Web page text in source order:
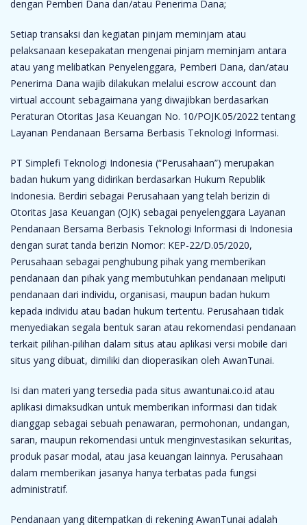
dengan Pemberi Dana dan/atau Penerima Dana;
Setiap transaksi dan kegiatan pinjam meminjam atau
pelaksanaan kesepakatan mengenai pinjam meminjam antara
atau yang melibatkan Penyelenggara, Pemberi Dana, dan/atau
Penerima Dana wajib dilakukan melalui escrow account dan
virtual account sebagaimana yang diwajibkan berdasarkan
Peraturan Otoritas Jasa Keuangan No. 10/POJK.05/2022 tentang
Layanan Pendanaan Bersama Berbasis Teknologi Informasi.
PT Simplefi Teknologi Indonesia (“Perusahaan”) merupakan
badan hukum yang didirikan berdasarkan Hukum Republik
Indonesia. Berdiri sebagai Perusahaan yang telah berizin di
Otoritas Jasa Keuangan (OJK) sebagai penyelenggara Layanan
Pendanaan Bersama Berbasis Teknologi Informasi di Indonesia
dengan surat tanda berizin Nomor: KEP-22/D.05/2020,
Perusahaan sebagai penghubung pihak yang memberikan
pendanaan dan pihak yang membutuhkan pendanaan meliputi
pendanaan dari individu, organisasi, maupun badan hukum
kepada individu atau badan hukum tertentu. Perusahaan tidak
menyediakan segala bentuk saran atau rekomendasi pendanaan
terkait pilihan-pilihan dalam situs atau aplikasi versi mobile dari
situs yang dibuat, dimiliki dan dioperasikan oleh AwanTunai.
Isi dan materi yang tersedia pada situs awantunai.co.id atau
aplikasi dimaksudkan untuk memberikan informasi dan tidak
dianggap sebagai sebuah penawaran, permohonan, undangan,
saran, maupun rekomendasi untuk menginvestasikan sekuritas,
produk pasar modal, atau jasa keuangan lainnya. Perusahaan
dalam memberikan jasanya hanya terbatas pada fungsi
administratif.
Pendanaan yang ditempatkan di rekening AwanTunai adalah